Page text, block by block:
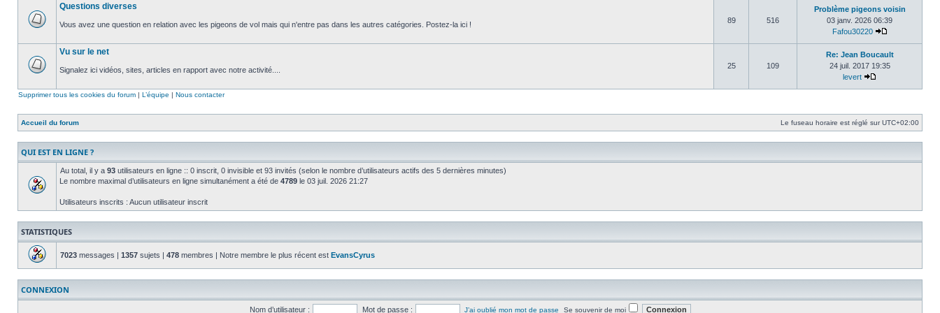
non
message
non
Questions diverses
Vous avez une question en relation avec les pigeons de vol mais qui n'entre pas dans les autres catégories. Postez-la ici ! 89 516
Problème pigeons voisin
03 janv. 2026 06:39
Fafou30220
message
non
Vu sur le net
Signalez ici vidéos, sites, articles en rapport avec notre activité.... 25 109
Re: Jean Boucault
24 juil. 2017 19:35
levert
Supprimer tous les cookies du forum | L’équipe | Nous contacter
Accueil du forum Le fuseau horaire est réglé surUTC+02:00
QUI EST EN LIGNE ?
Au total, il y a 93 utilisateurs en ligne :: 0 inscrit, 0 invisible et 93 invités (selon le nombre d’utilisateurs actifs des 5 dernières minutes)
Le nombre maximal d’utilisateurs en ligne simultanément a été de 4789 le 03 juil. 2026 21:27
Utilisateurs inscrits : Aucun utilisateur inscrit
STATISTIQUES
7023 messages | 1357 sujets | 478 membres | Notre membre le plus récent est EvansCyrus
CONNEXION
Nom d’utilisateur : Mot de passe : J’ai oublié mon mot de passe Se souvenir de moi